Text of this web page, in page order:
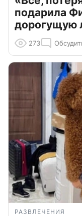
подарила
дорогущую
273
РАЗВЛЕЧЕНИЯ